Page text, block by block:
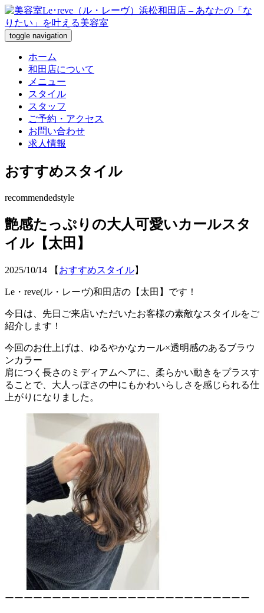
toggle navigation
ホーム
和田店について
メニュー
スタイル
スタッフ
ご予約・アクセス
お問い合わせ
求人情報
おすすめスタイル
recommendedstyle
艶感たっぷりの大人可愛いカールスタ
イル【太田】
2025/10/14 【 おすすめスタイル】
Le・reve(ル・レーヴ)和田店の【太田】です！
今日は、先日ご来店いただいたお客様の素敵なスタイルをご
紹介します！
今回のお仕上げは、ゆるやかなカール×透明感のあるブラウ
ンカラー
肩につく長さのミディアムヘアに、柔らかい動きをプラスす
ることで、大人っぽさの中にもかわいらしさを感じられる仕
上がりになりました。
ーーーーーーーーーーーーーーーーーーーーーーーーーー